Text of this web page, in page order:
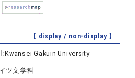
【 display / non-display】
Kwansei Gakuin University
ツ文学科